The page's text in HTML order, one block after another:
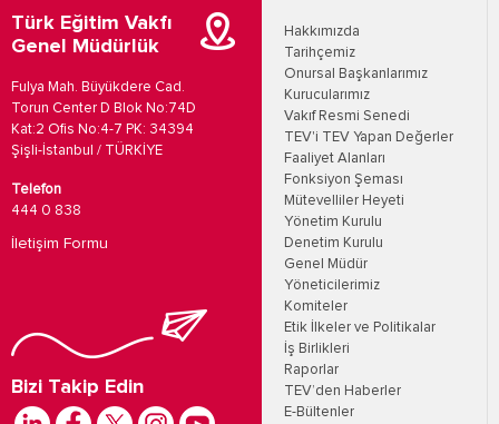
Türk Eğitim Vakfı
Genel Müdürlük
Fulya Mah. Büyükdere Cad.
Torun Center D Blok No:74D
Kat:2 Ofis No:4-7 PK: 34394
Şişli-İstanbul / TÜRKİYE
Telefon
444 0 838
İletişim Formu
Bizi Takip Edin
Hakkımızda
Tarihçemiz
Onursal Başkanlarımız
Kurucularımız
Vakıf Resmi Senedi
TEV'i TEV Yapan Değerler
Faaliyet Alanları
Fonksiyon Şeması
Mütevelliler Heyeti
Yönetim Kurulu
Denetim Kurulu
Genel Müdür
Yöneticilerimiz
Komiteler
Etik İlkeler ve Politikalar
İş Birlikleri
Raporlar
TEV’den Haberler
E-Bültenler